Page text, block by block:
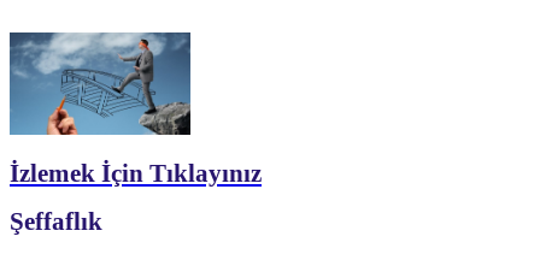
İzlemek İçin Tıklayınız
Şeffaflık